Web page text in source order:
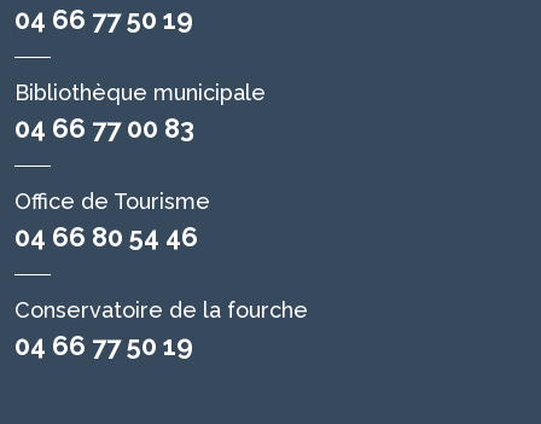
04 66 77 50 19
Bibliothèque municipale
04 66 77 00 83
Office de Tourisme
04 66 80 54 46
Conservatoire de la fourche
04 66 77 50 19